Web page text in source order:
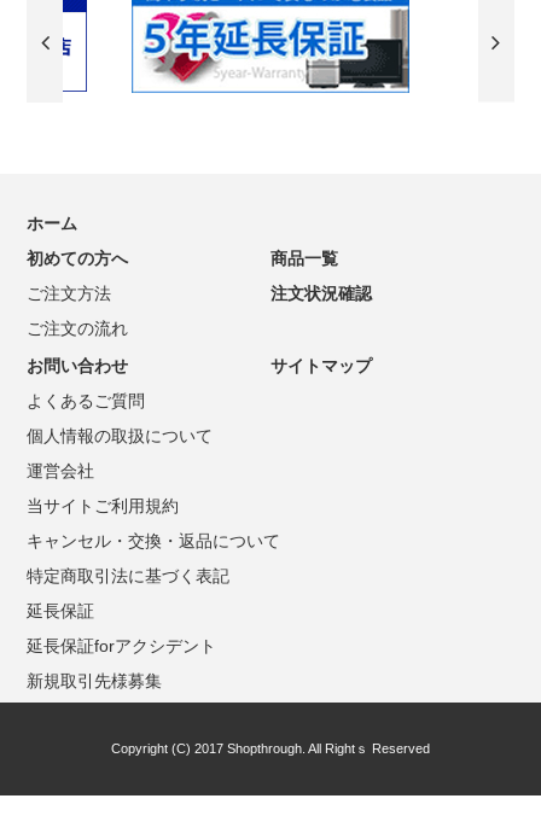
ホーム
初めての方へ
ご注文方法
ご注文の流れ
商品一覧
注文状況確認
お問い合わせ
よくあるご質問
個人情報の取扱について
サイトマップ
運営会社
当サイトご利用規約
キャンセル・交換・返品について
特定商取引法に基づく表記
延長保証
延長保証forアクシデント
新規取引先様募集
Copyright (C) 2017 Shopthrough. All Rightｓ Reserved